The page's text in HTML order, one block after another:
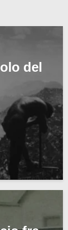
del